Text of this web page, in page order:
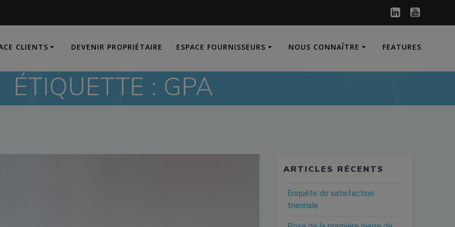
CLIENTS DEVENIR PROPRIÉTAIRE ESPACE FOURNISSEURS NOUS CONNAÎTRE FEATURES
ÉTIQUETTE : GPA
ARTICLES RÉCENTS
Enquête de satisfaction
triennale